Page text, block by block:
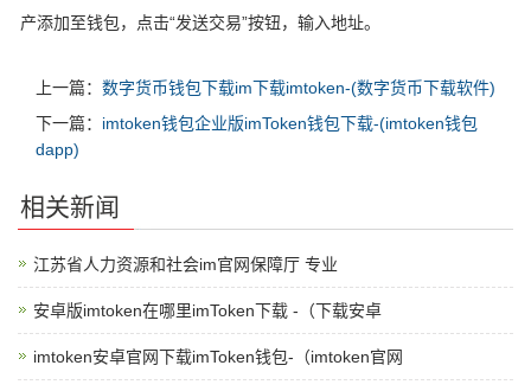
产添加至钱包，点击“发送交易”按钮，输入地址。
上一篇： 数字货币钱包下载im下载imtoken-(数字货币下载软件)
下一篇： imtoken钱包企业版imToken钱包下载-(imtoken钱包
dapp)
相关新闻
江苏省人力资源和社会im官网保障厅 专业
安卓版imtoken在哪里imToken下载 -（下载安卓
imtoken安卓官网下载imToken钱包-（imtoken官网